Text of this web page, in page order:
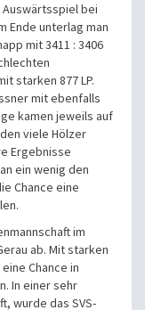
bei
Ende unterlag man
mit 3411 : 3406
starken 877 LP.
mit ebenfalls
kamen jeweils auf
viele Hölzer
Ergebnisse
ein wenig den
Chance eine
im
ab. Mit starken
Chance in
In einer sehr
wurde das SVS-